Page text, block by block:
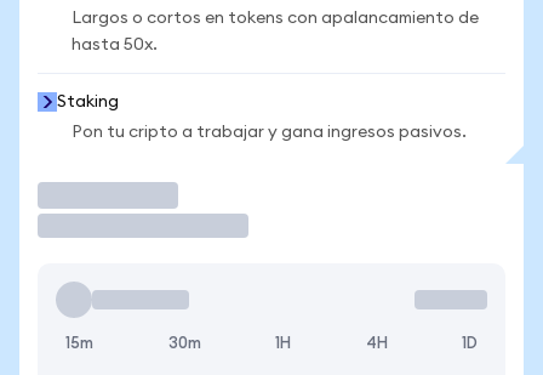
Largos o cortos en tokens con apalancamiento de
hasta 50x.
Staking
Pon tu cripto a trabajar y gana ingresos pasivos.
15m 30m 1H 4H 1D